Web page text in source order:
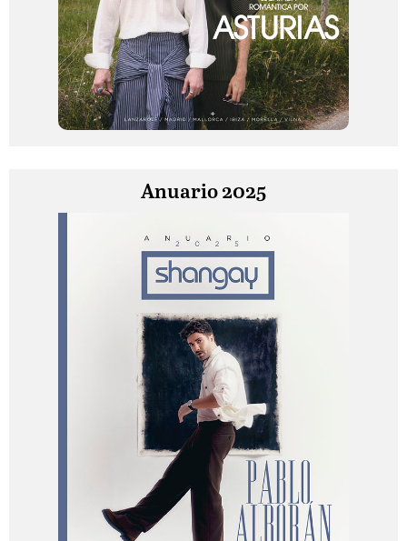
Anuario 2025